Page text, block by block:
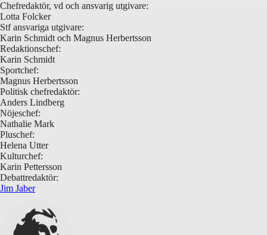
Chefredaktör, vd och ansvarig utgivare:
Lotta Folcker
Stf ansvariga utgivare:
Karin Schmidt och Magnus Herbertsson
Redaktionschef:
Karin Schmidt
Sportchef:
Magnus Herbertsson
Politisk chefredaktör:
Anders Lindberg
Nöjeschef:
Nathalie Mark
Pluschef:
Helena Utter
Kulturchef:
Karin Pettersson
Debattredaktör:
Jim Jaber